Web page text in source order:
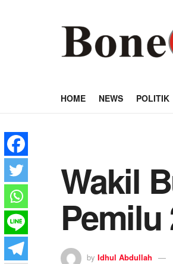
HOME NEWS POLITIK
Wakil
Pemilu
by Idhul Abdullah